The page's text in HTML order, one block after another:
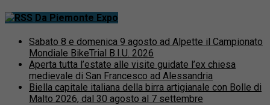
Da Piemonte Expo
Sabato 8 e domenica 9 agosto ad Alpette il Campionato
Mondiale BikeTrial B.I.U. 2026
Aperta tutta l’estate alle visite guidate l’ex chiesa
medievale di San Francesco ad Alessandria
Biella capitale italiana della birra artigianale con Bolle di
Malto 2026, dal 30 agosto al 7 settembre